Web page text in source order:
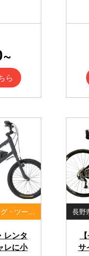
ら
サイクリング・ツーリング・ポタリング
レンタ
レに小
長野
サ